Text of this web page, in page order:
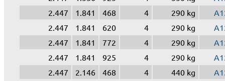
2.447
1.841 468 4 290 kg
2.447
1.841 620 4 290 kg
2.447
1.841 772 4 290 kg
2.447
1.841 925 4 290 kg
2.447
2.146 468 4 440 kg